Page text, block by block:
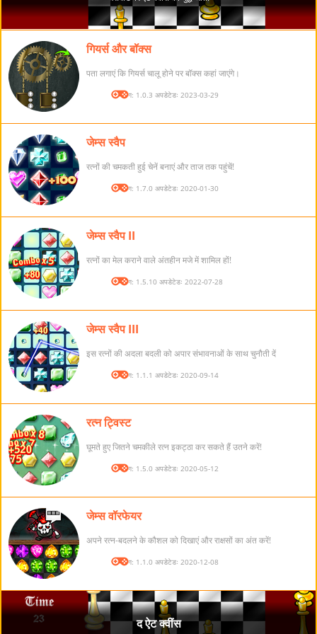
गियर्स और बॉक्स
पता लगाएं कि गियर्स चालू होने पर बॉक्स कहां जाएंगे।
संस्करण: 1.0.3 अपडेटेडः 2023-03-29
जेम्स स्वैप
रत्नों की चमकती हुई चेनें बनाएं और ताज तक पहुंचें!
संस्करण: 1.7.0 अपडेटेडः 2020-01-30
जेम्स स्वैप II
रत्नों का मेल कराने वाले अंतहीन मजे में शामिल हों!
संस्करण: 1.5.10 अपडेटेडः 2022-07-28
जेम्स स्वैप III
इस रत्नों की अदला बदली को अपार संभावनाओं के साथ चुनौती दें
संस्करण: 1.1.1 अपडेटेडः 2020-09-14
रत्न ट्विस्ट
घूमते हुए जितने चमकीले रत्न इकट्ठा कर सकते हैं उतने करें!
संस्करण: 1.5.0 अपडेटेडः 2020-05-12
जेम्स वॉरफेयर
अपने रत्न-बदलने के कौशल को दिखाएं और राक्षसों का अंत करें!
संस्करण: 1.1.0 अपडेटेडः 2020-12-08